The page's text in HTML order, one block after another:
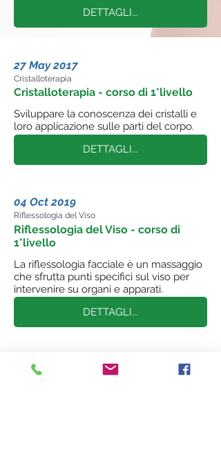
DETTAGLI...
27 May 2017
Cristalloterapia
Cristalloterapia - corso di 1°livello
Sviluppare la conoscenza dei cristalli e
loro applicazione sulle parti del corpo.
DETTAGLI...
04 Oct 2019
Riflessologia del Viso
Riflessologia del Viso - corso di
1°livello
La riflessologia facciale è un massaggio
che sfrutta punti specifici sul viso per
intervenire su organi e apparati.
DETTAGLI...
11 Jun 2017
Tecnica Metamorfica